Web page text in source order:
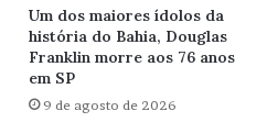
Um dos maiores ídolos da
história do Bahia, Douglas
Franklin morre aos 76 anos
em SP
9 de agosto de 2026